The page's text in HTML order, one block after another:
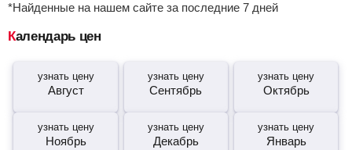
*Найденные на нашем сайте за последние 7 дней
Календарь цен
узнать цену
Август
узнать цену
Сентябрь
узнать цену
Октябрь
узнать цену
Ноябрь
узнать цену
Декабрь
узнать цену
Январь